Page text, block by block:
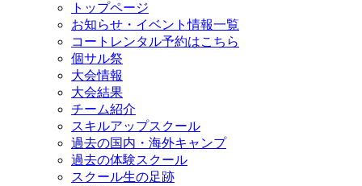
トップページ
お知らせ・イベント情報一覧
コートレンタル予約はこちら
個サル祭
大会情報
大会結果
チーム紹介
スキルアップスクール
過去の国内・海外キャンプ
過去の体験スクール
スクール生の足跡